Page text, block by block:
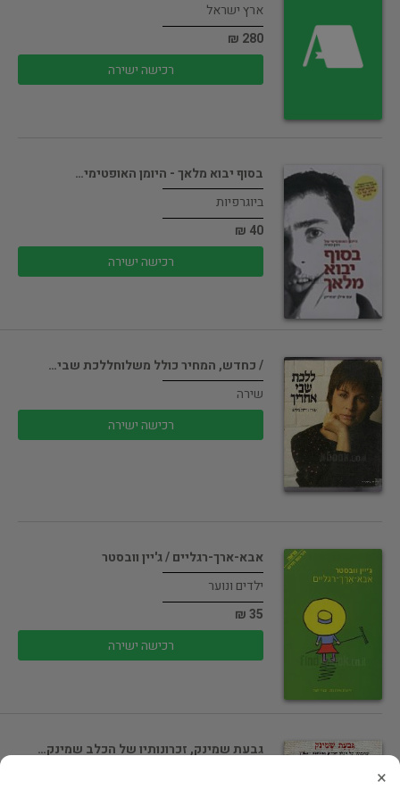
ארץ ישראל
280 ₪
רכישה ישירה
בסוף יבוא מלאך - היומן האופטימי…
ביוגרפיות
40 ₪
רכישה ישירה
/ כחדש, המחיר כולל משלוחללכת שבי…
שירה
רכישה ישירה
אבא-ארך-רגליים / ג'יין וובסטר
ילדים ונוער
35 ₪
רכישה ישירה
גבעת שמינק, זכרונותיו של הכלב שמינק…
×